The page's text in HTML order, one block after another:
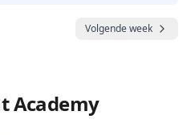
Volgende week
Academy